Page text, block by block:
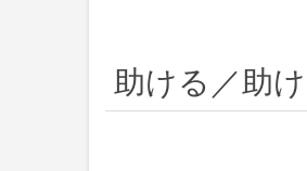
助ける／助